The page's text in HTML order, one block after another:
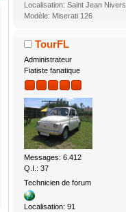
Localisation: Saint Jean Nivers
Modèle: Miserati 126
TourFL
Administrateur
Fiatiste fanatique
Messages: 6.412
Q.I.: 37
Technicien de forum
Localisation: 91